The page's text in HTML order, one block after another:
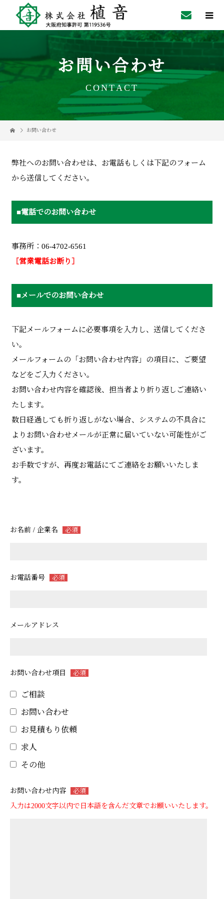
お問い合わせ
CONTACT
お問い合わせ
弊社へのお問い合わせは、お電話もしくは下記のフォーム
から送信してください。
■電話でのお問い合わせ
事務所：06-4702-6561
［営業電話お断り］
■メールでのお問い合わせ
下記メールフォームに必要事項を入力し、送信してくださ
い。
メールフォームの「お問い合わせ内容」の項目に、ご要望
などをご入力ください。
お問い合わせ内容を確認後、担当者より折り返しご連絡い
たします。
数日経過しても折り返しがない場合、システムの不具合に
よりお問い合わせメールが正常に届いていない可能性がご
ざいます。
お手数ですが、再度お電話にてご連絡をお願いいたしま
す。
お名前 / 企業名 必須
お電話番号 必須
メールアドレス
お問い合わせ項目 必須
ご相談
お問い合わせ
お見積もり依頼
求人
その他
お問い合わせ内容
必須
入力は2000文字以内で日本語を含んだ文章でお願いいたします。